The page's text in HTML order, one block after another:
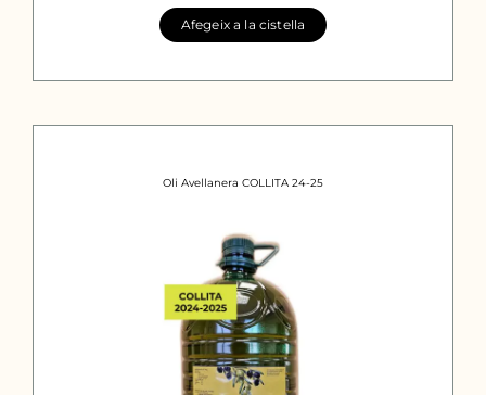
de
Vermut
Afegeix a la cistella
Oli Avellanera COLLITA 24-25